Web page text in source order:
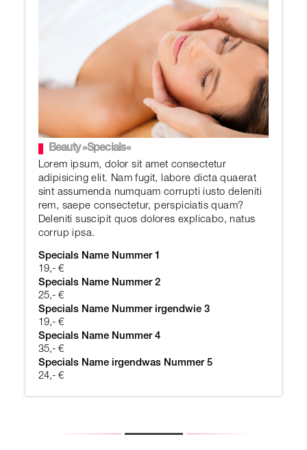
Beauty »Specials«
Lorem ipsum, dolor sit amet consectetur
adipisicing elit. Nam fugit, labore dicta quaerat
sint assumenda numquam corrupti iusto deleniti
rem, saepe consectetur, perspiciatis quam?
Deleniti suscipit quos dolores explicabo, natus
corrup ipsa.
Specials Name Nummer 1
19,- €
Specials Name Nummer 2
25,- €
Specials Name Nummer irgendwie 3
19,- €
Specials Name Nummer 4
35,- €
Specials Name irgendwas Nummer 5
24,- €